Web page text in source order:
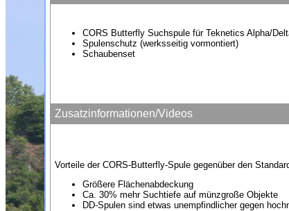
CORS Butterfly Suchspule für Teknetics Alpha/
Spulenschutz (werksseitig vormontiert)
Schaubenset
Zusatzinformationen/Videos
Vorteile der CORS-Butterfly-Spule gegenüber den
Größere Flächenabdeckung
Ca. 30% mehr Suchtiefe auf münzgroße Objekte
DD-Spulen sind etwas unempfindlicher gegen